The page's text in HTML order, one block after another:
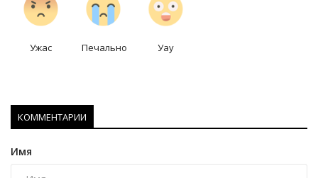
Ужас Печально Уау
КОММЕНТАРИИ
Имя